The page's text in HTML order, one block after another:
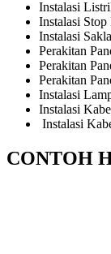
Instalasi
Instalasi
Instalasi
Perakitan
Perakitan
Perakitan
Instalasi
Instalasi
Instalasi
CONTOH